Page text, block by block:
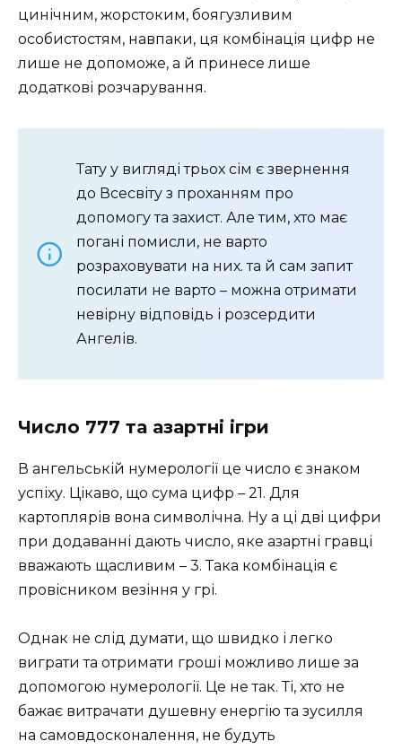
цинічним, жорстоким, боягузливим
особистостям, навпаки, ця комбінація цифр не
лише не допоможе, а й принесе лише
додаткові розчарування.
Тату у вигляді трьох сім є звернення
до Всесвіту з проханням про
допомогу та захист. Але тим, хто має
погані помисли, не варто
розраховувати на них. та й сам запит
посилати не варто – можна отримати
невірну відповідь і розсердити
Ангелів.
Число 777 та азартні ігри
В ангельській нумерології це число є знаком
успіху. Цікаво, що сума цифр – 21. Для
картоплярів вона символічна. Ну а ці дві цифри
при додаванні дають число, яке азартні гравці
вважають щасливим – 3. Така комбінація є
провісником везіння у грі.
Однак не слід думати, що швидко і легко
виграти та отримати гроші можливо лише за
допомогою нумерології. Це не так. Ті, хто не
бажає витрачати душевну енергію та зусилля
на самовдосконалення, не будуть